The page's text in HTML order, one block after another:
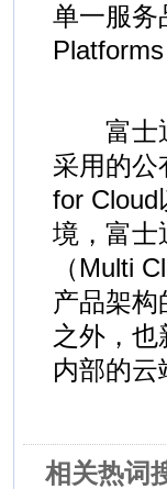
单一服务
Platforms
富士通
采用的公
for Cloud
境，富士
（Multi
产品架
之外，
内部的云
相关热词